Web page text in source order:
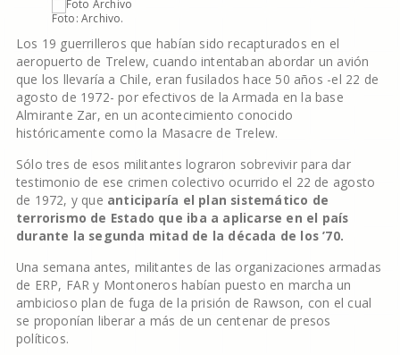
Foto: Archivo.
Los 19 guerrilleros que habían sido recapturados en el
aeropuerto de Trelew, cuando intentaban abordar un avión
que los llevaría a Chile, eran fusilados hace 50 años -el 22 de
agosto de 1972- por efectivos de la Armada en la base
Almirante Zar, en un acontecimiento conocido
históricamente como la Masacre de Trelew.
Sólo tres de esos militantes lograron sobrevivir para dar
testimonio de ese crimen colectivo ocurrido el 22 de agosto
de 1972, y que anticiparía el plan sistemático de
terrorismo de Estado que iba a aplicarse en el país
durante la segunda mitad de la década de los ’70.
Una semana antes, militantes de las organizaciones armadas
de ERP, FAR y Montoneros habían puesto en marcha un
ambicioso plan de fuga de la prisión de Rawson, con el cual
se proponían liberar a más de un centenar de presos
políticos.